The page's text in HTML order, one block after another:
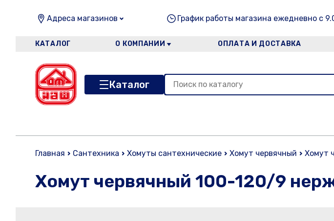
Адреса магазинов График работы магазина ежедневно с
КАТАЛОГ О КОМПАНИИ ОПЛАТА И ДОСТАВКА
Каталог
Главная Сантехника Хомуты сантехнические Хомут червячный Хомут
Хомут червячный 100-120/9